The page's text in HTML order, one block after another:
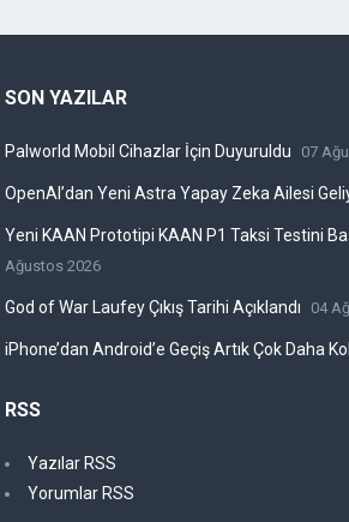
SON YAZILAR
Palworld Mobil Cihazlar İçin Duyuruldu 07
OpenAI’dan Yeni Astra Yapay Zeka Ailesi
Yeni KAAN Prototipi KAAN P1 Taksi Testini
Ağustos 2026
God of War Laufey Çıkış Tarihi Açıklandı 04
iPhone’dan Android’e Geçiş Artık Çok Daha
RSS
Yazılar RSS
Yorumlar RSS